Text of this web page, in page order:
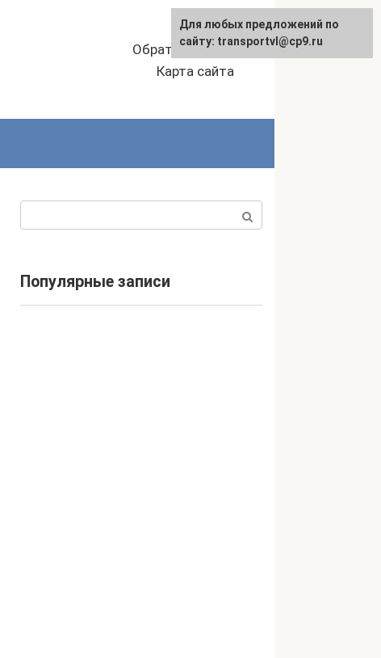
Обратная связь
Карта сайта
Популярные записи
Для любых предложений по
сайту: transportvl@cp9.ru